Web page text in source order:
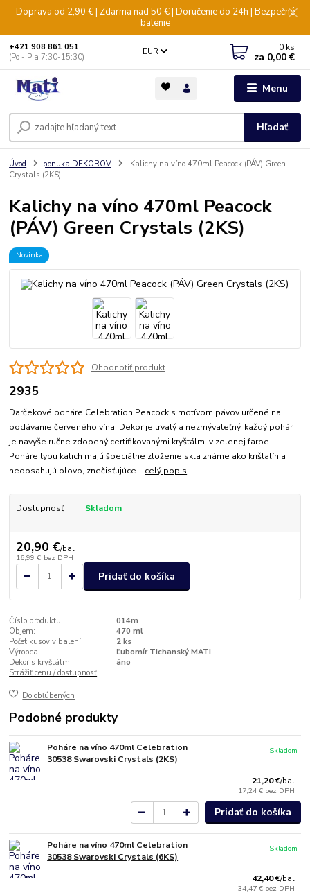
Doprava od 2,90 € | Zdarma nad 50 € | Doručenie do 24h | Bezpečné
balenie
Menu
EUR
Hľadať
+421 908 861 051
(Po - Pia 7:30-15:30)
0 ks
za 0,00 €
Úvod ponuka DEKOROV
Kalichy na víno 470ml Peacock (PÁV) Green
Crystals (2KS)
Kalichy na víno 470ml Peacock
(PÁV) Green Crystals (2KS)
Novinka
Ohodnotiť produkt
2935
Darčekové poháre Celebration Peacock s motívom pávov určené na
podávanie červeného vína. Dekor je trvalý a nezmývateľný, každý pohár
je navyše ručne zdobený certifikovanými kryštálmi v zelenej farbe.
Poháre typu kalich majú špeciálne zloženie skla známe ako krištalín a
neobsahujú olovo, znečisťujúce... celý popis
Dostupnosť Skladom
20,90 €/bal
16,99 € bez DPH
Pridať do košíka
Číslo produktu:
014m
Objem:
470 ml
Počet kusov v balení:
2 ks
Výrobca:
Ľubomír Tichanský MATI
Dekor s kryštálmi:
áno
Strážiť cenu / dostupnosť
Do obľúbených
Podobné produkty
Poháre na víno 470ml Celebration
30538 Swarovski Crystals (2KS)
21,20 €/bal
17,24 € bez DPH
Skladom
Pridať do košíka
Poháre na víno 470ml Celebration
30538 Swarovski Crystals (6KS)
42,40 €/bal
34,47 € bez DPH
Skladom